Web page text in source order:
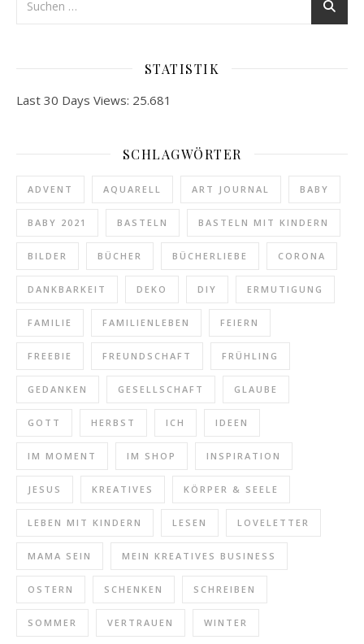
STATISTIK
Last 30 Days Views: 25.681
SCHLAGWÖRTER
ADVENT AQUARELL ART JOURNAL BABY
BABY 2021 BASTELN BASTELN MIT KINDERN
BILDER BÜCHER BÜCHERLIEBE CORONA
DANKBARKEIT DEKO DIY ERMUTIGUNG
FAMILIE FAMILIENLEBEN FEIERN
FREEBIE FREUNDSCHAFT FRÜHLING
GEDANKEN GESELLSCHAFT GLAUBE
GOTT HERBST ICH IDEEN
IM MOMENT IM SHOP INSPIRATION
JESUS KREATIVES KÖRPER & SEELE
LEBEN MIT KINDERN LESEN LOVELETTER
MAMA SEIN MEIN KREATIVES BUSINESS
OSTERN SCHENKEN SCHREIBEN
SOMMER VERTRAUEN WINTER